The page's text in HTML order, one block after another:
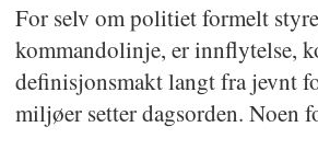
For selv om politiet formelt
kommandolinje, er innflytelse,
definisjonsmakt langt fra jevnt
miljøer setter dagsorden. Noen